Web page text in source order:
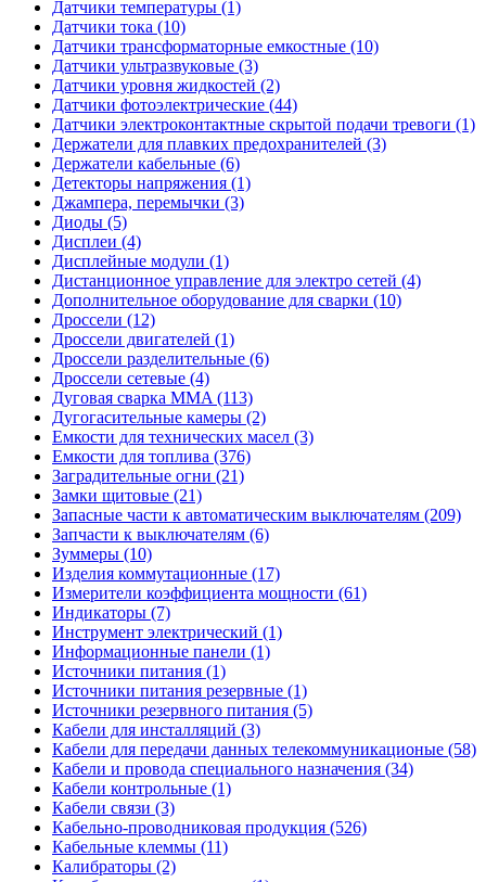
Датчики температуры (1)
Датчики тока (10)
Датчики трансформаторные емкостные (10)
Датчики ультразвуковые (3)
Датчики уровня жидкостей (2)
Датчики фотоэлектрические (44)
Датчики электроконтактные скрытой подачи тревоги (1)
Держатели для плавких предохранителей (3)
Держатели кабельные (6)
Детекторы напряжения (1)
Джампера, перемычки (3)
Диоды (5)
Дисплеи (4)
Дисплейные модули (1)
Дистанционное управление для электро сетей (4)
Дополнительное оборудование для сварки (10)
Дроссели (12)
Дроссели двигателей (1)
Дроссели разделительные (6)
Дроссели сетевые (4)
Дуговая сварка MMA (113)
Дугогасительные камеры (2)
Емкости для технических масел (3)
Емкости для топлива (376)
Заградительные огни (21)
Замки щитовые (21)
Запасные части к автоматическим выключателям (209)
Запчасти к выключателям (6)
Зуммеры (10)
Изделия коммутационные (17)
Измерители коэффициента мощности (61)
Индикаторы (7)
Инструмент электрический (1)
Информационные панели (1)
Источники питания (1)
Источники питания резервные (1)
Источники резервного питания (5)
Кабели для инсталляций (3)
Кабели для передачи данных телекоммуникационые (58)
Кабели и провода специального назначения (34)
Кабели контрольные (1)
Кабели связи (3)
Кабельно-проводниковая продукция (526)
Кабельные клеммы (11)
Калибраторы (2)